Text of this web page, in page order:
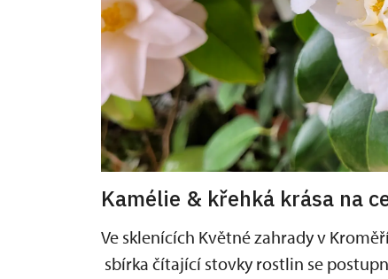
Kamélie & křehká krása na
Ve sklenících Květné zahrady v
sbírka čítající stovky rostlin se